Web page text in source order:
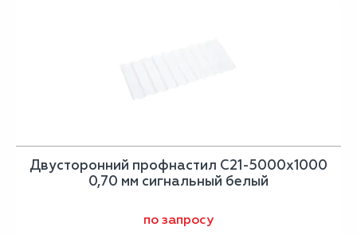
Двусторонний профнастил С21-5000х1000
0,70 мм сигнальный белый
по запросу